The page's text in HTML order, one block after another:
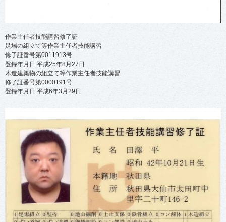
作業主任者技能講習修了証
足場の組立て等作業主任者技能講習
修了証番号第0011913号
登録年月日 平成25年8月27日
木造建築物の組立て等作業主任者技能講習
修了証番号第0000191号
登録年月日 平成6年3月29日